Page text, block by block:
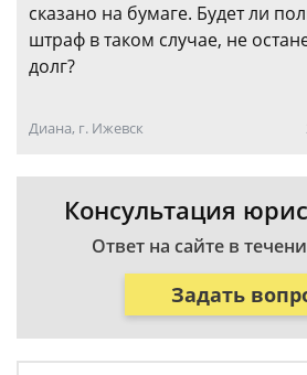
сказано на бумаге. Будет ли
штраф в таком случае, не
долг?
Диана, г. Ижевск
Консультация
Ответ на сайте в
Задать